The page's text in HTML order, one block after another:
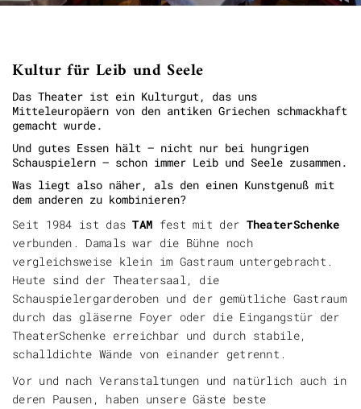
Kultur für Leib und Seele
Das Theater ist ein Kulturgut, das uns
Mitteleuropäern von den antiken Griechen schmackhaft
gemacht wurde.
Und gutes Essen hält – nicht nur bei hungrigen
Schauspielern – schon immer Leib und Seele zusammen.
Was liegt also näher, als den einen Kunstgenuß mit
dem anderen zu kombinieren?
Seit 1984 ist dasTAM fest mit der TheaterSchenke
verbunden. Damals war die Bühne noch
vergleichsweise klein im Gastraum untergebracht.
Heute sind der Theatersaal, die
Schauspielergarderoben und der gemütliche Gastraum
durch das gläserne Foyer oder die Eingangstür der
TheaterSchenke erreichbar und durch stabile,
schalldichte Wände von einander getrennt.
Vor und nach Veranstaltungen und natürlich auch in
deren Pausen, haben unsere Gäste beste